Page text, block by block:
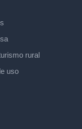
rural
uso